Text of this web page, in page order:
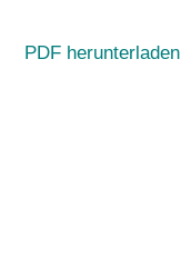
PDF herunterladen